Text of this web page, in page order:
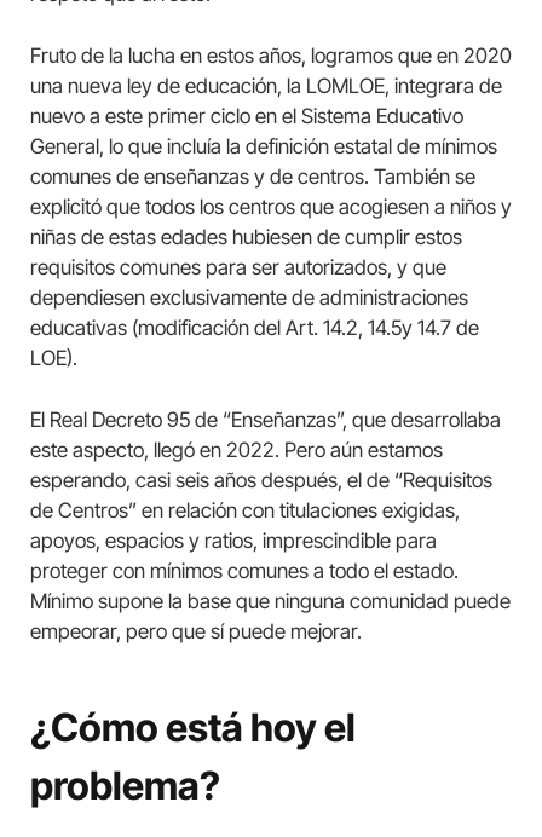
Fruto de la lucha en estos años, logramos que en 2020
una nueva ley de educación, la LOMLOE, integrara de
nuevo a este primer ciclo en el Sistema Educativo
General, lo que incluía la definición estatal de mínimos
comunes de enseñanzas y de centros. También se
explicitó que todos los centros que acogiesen a niños y
niñas de estas edades hubiesen de cumplir estos
requisitos comunes para ser autorizados, y que
dependiesen exclusivamente de administraciones
educativas (modificación del Art. 14.2, 14.5y 14.7 de
LOE).
El Real Decreto 95 de “Enseñanzas”, que desarrollaba
este aspecto, llegó en 2022. Pero aún estamos
esperando, casi seis años después, el de “Requisitos
de Centros” en relación con titulaciones exigidas,
apoyos, espacios y ratios, imprescindible para
proteger con mínimos comunes a todo el estado.
Mínimo supone la base que ninguna comunidad puede
empeorar, pero que sí puede mejorar.
¿Cómo está hoy el
problema?